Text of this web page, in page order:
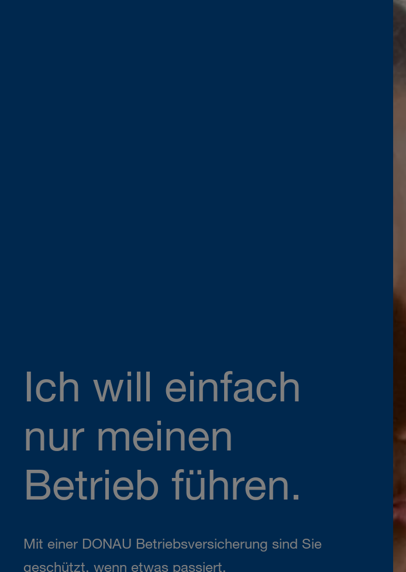
Ich will einfach
nur meinen
Betrieb führen.
Mit einer DONAU Betriebsversicherung sind Sie
geschützt, wenn etwas passiert.